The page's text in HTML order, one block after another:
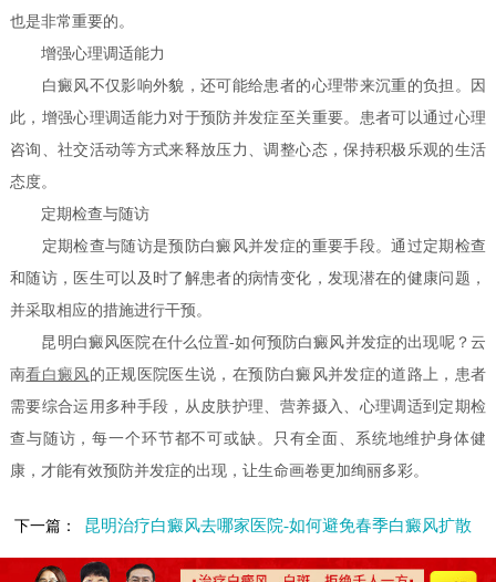
也是非常重要的。
增强心理调适能力
白癜风不仅影响外貌，还可能给患者的心理带来沉重的负担。因
此，增强心理调适能力对于预防并发症至关重要。患者可以通过心理
咨询、社交活动等方式来释放压力、调整心态，保持积极乐观的生活
态度。
定期检查与随访
定期检查与随访是预防白癜风并发症的重要手段。通过定期检查
和随访，医生可以及时了解患者的病情变化，发现潜在的健康问题，
并采取相应的措施进行干预。
昆明白癜风医院在什么位置-如何预防白癜风并发症的出现呢？云
南看白癜风的正规医院医生说，在预防白癜风并发症的道路上，患者
需要综合运用多种手段，从皮肤护理、营养摄入、心理调适到定期检
查与随访，每一个环节都不可或缺。只有全面、系统地维护身体健
康，才能有效预防并发症的出现，让生命画卷更加绚丽多彩。
下一篇： 昆明治疗白癜风去哪家医院-如何避免春季白癜风扩散